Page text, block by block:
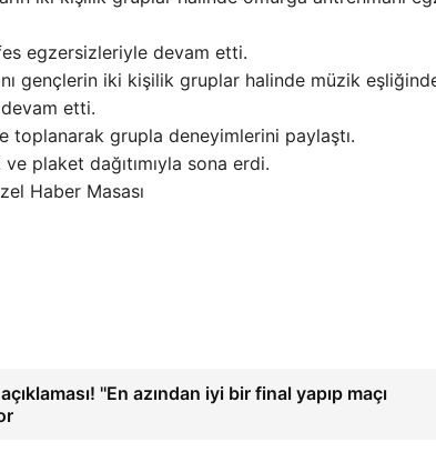
egzersizleriyle devam etti.
gençlerin iki kişilik gruplar halinde müzik
etti.
toplanarak grupla deneyimlerini paylaştı.
plaket dağıtımıyla sona erdi.
Haber Masası
''En azından iyi bir final yapıp maçı